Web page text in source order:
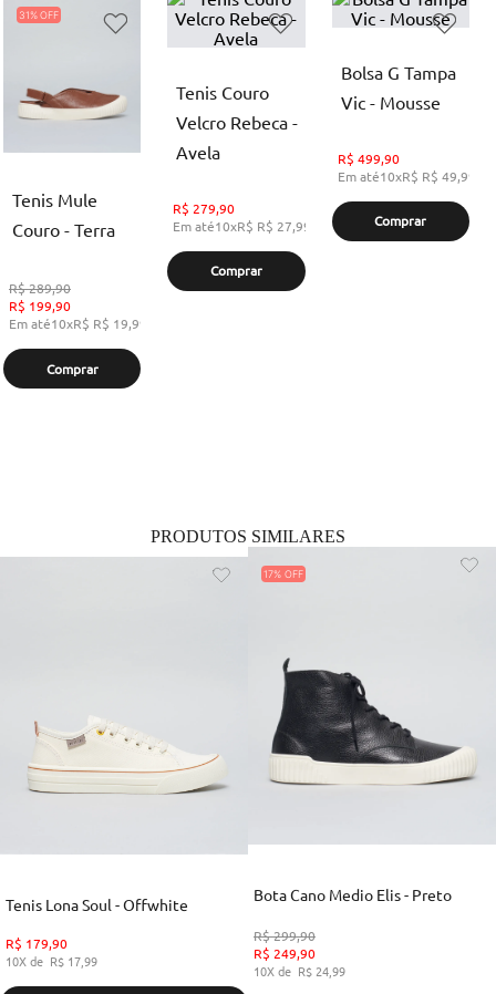
31%
Tenis Mule
Couro - Terra
R$289,90
R$ 199,90
Em até10xR$ R$ 19,99
Comprar
Tenis Couro
Velcro Rebeca -
Avela
R$ 279,90
Em até10xR$ R$ 27,99 sem juros
Comprar
Bolsa G Tampa
Vic - Mousse
R$ 499,90
Em até10xR$ R$ 49,99
Comprar
PRODUTOS SIMILARES
Tenis Lona Soul - Offwhite
R$ 179,90
10
R$ 17,99
17%
Bota Cano Medio Elis - Preto
R$299,90
R$ 249,90
10
R$ 24,99